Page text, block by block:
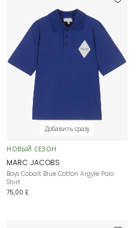
Добавить сразу
НОВЫЙ СЕЗОН
MARC JACOBS
Boys Cobalt Blue Cotton Argyle Polo
Shirt
75,00 £